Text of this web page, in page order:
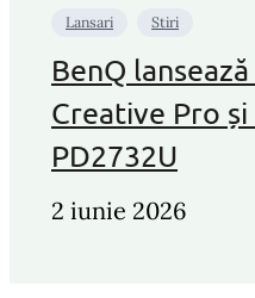
Lansari Stiri
BenQ
Creative Pro
PD2732U
2 iunie 2026